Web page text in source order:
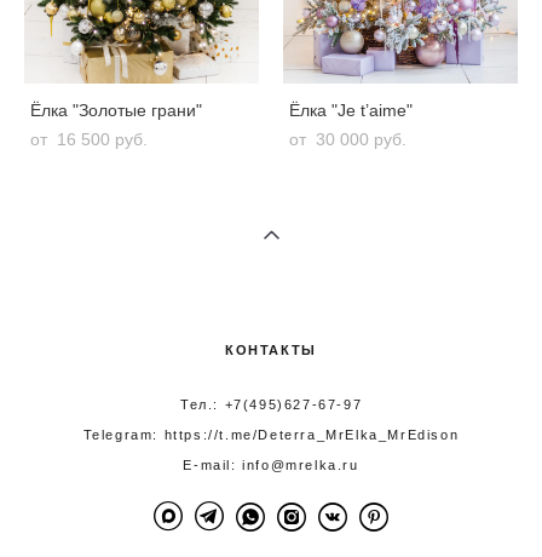
Ёлка "Золотые грани"
от 16 500 pуб.
Ёлка "Je t’aime"
от 30 000 pуб.
КОНТАКТЫ
Тел.: +7(495)627-67-97
Telegram: https://t.me/Deterra_MrElka_MrEdison
E-mail: info@mrelka.ru